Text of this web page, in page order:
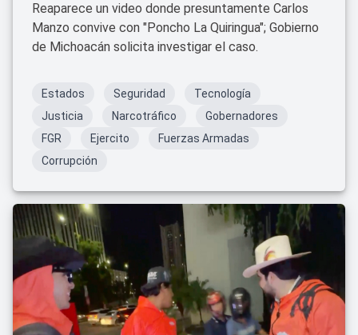
Reaparece un video donde presuntamente Carlos
Manzo convive con "Poncho La Quiringua"; Gobierno
de Michoacán solicita investigar el caso.
Estados Seguridad
Tecnología
Justicia
Narcotráfico
Gobernadores
FGR
Ejercito
Fuerzas Armadas
Corrupción